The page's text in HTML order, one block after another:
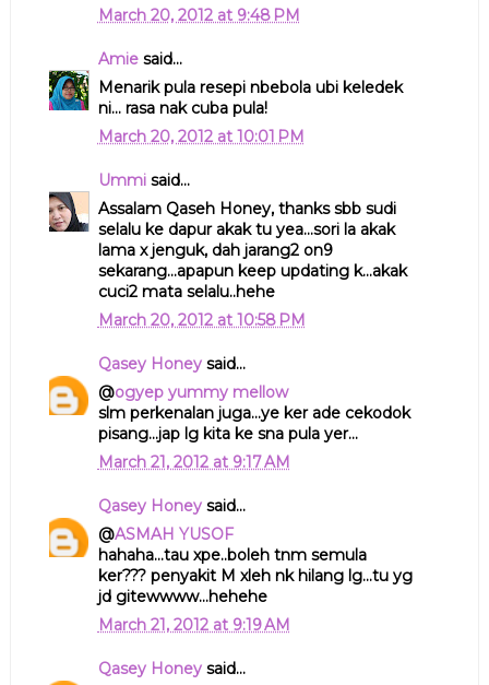
March 20, 2012 at 9:48 PM
Amiesaid...
Menarik pula resepi nbebola ubi keledek
ni... rasa nak cuba pula!
March 20, 2012 at 10:01 PM
Ummisaid...
Assalam Qaseh Honey, thanks sbb sudi
selalu ke dapur akak tu yea...sori la akak
lama x jenguk, dah jarang2 on9
sekarang...apapun keep updating k...akak
cuci2 mata selalu..hehe
March 20, 2012 at 10:58 PM
Qasey Honeysaid...
@ogyep yummy mellow
slm perkenalan juga...ye ker ade cekodok
pisang...jap lg kita ke sna pula yer...
March 21, 2012 at 9:17 AM
Qasey Honeysaid...
@ASMAH YUSOF
hahaha...tau xpe..boleh tnm semula
ker??? penyakit M xleh nk hilang lg...tu yg
jd gitewwww...hehehe
March 21, 2012 at 9:19 AM
Qasey Honeysaid...